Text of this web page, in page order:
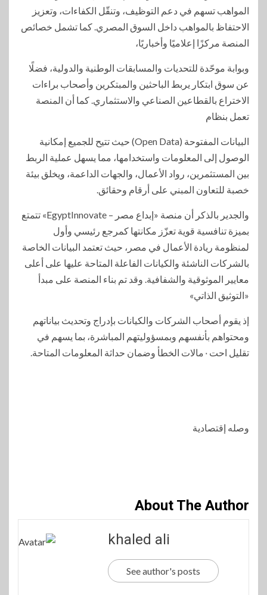
المواهب تسهم في دعم التوظيف، وتنقّل الكفاءات، وتعزيز
الاحتفاظ بالمواهب داخل السوق المصري. كما تشمل خصائص
المنصة مركزًا إعلاميًا وأخباريًا،
وبوابة موحّدة للتحديات والمسابقات الوطنية والدولية، فضلًا
عن سوق ابتكار يربط الباحثين والمبتكرين وأصحاب براءات
الاختراع بالقطاعين الصناعي والاستثماري. كما أن المنصة
تعمل بنظام
البيانات المفتوحة (Open Data) حيث تتيح للجميع إمكانية
الوصول إلى المعلومات واستخدامها، مما يسهل عملية الربط
بين المستثمرين، رواد الأعمال، والجهات الداعمة، ويخلق بيئة
خصبة للتعاون المبني على أرقام وحقائق.
والجدير بالذكر أن منصة «إبداع مصر – EgyptInnovate» تتمتع
بميزة تنافسية قوية تعزّز مكانتها كمرجع رئيسي وأول
لمنظومة ريادة الأعمال في مصر، حيث تعتمد البيانات الخاصة
بالشركات الناشئة والكيانات الفاعلة المتاحة عليها على أعلى
معايير الموثوقية والشفافية. وقد تم بناء المنصة على مبدأ
«التوثيق الذاتي»
إذ يقوم أصحاب الشركات والكيانات بإدراج وتحديث بياناتهم
ومحتواهم بأنفسهم وبمسؤوليتهم المباشرة، بما يسهم في
تقليل احت٠مالات الخطأ وضمان حداثة المعلومات المتاحة.
وصله إقتصادية
About The Author
khaled ali
See author's posts